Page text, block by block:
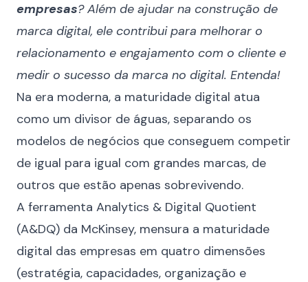
empresas? Além de ajudar na construção de
marca digital, ele contribui para melhorar o
relacionamento e engajamento com o cliente e
medir o sucesso da marca no digital. Entenda!
Na era moderna, a maturidade digital atua
como um divisor de águas, separando os
modelos de negócios que conseguem competir
de igual para igual com grandes marcas, de
outros que estão apenas sobrevivendo.
A ferramenta Analytics & Digital Quotient
(A&DQ) da McKinsey, mensura a maturidade
digital das empresas em quatro dimensões
(estratégia, capacidades, organização e